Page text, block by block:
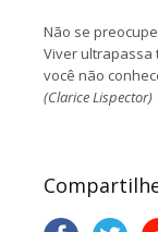
Não se
Viver ultrapassa
você não
(Clarice Lispector)